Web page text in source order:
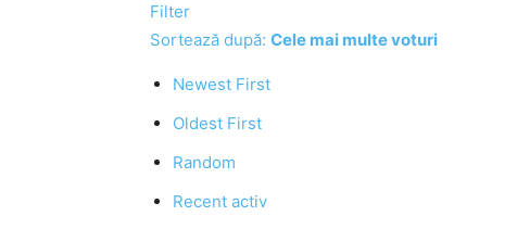
Filter
Sortează după: Cele mai multe voturi
Newest First
Oldest First
Random
Recent activ